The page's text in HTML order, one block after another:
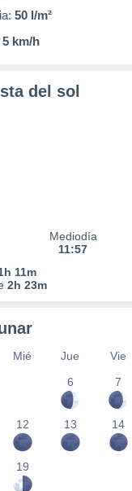
50 l/m²
5 km/h
del sol
Mediodía
11:57
11m
2h 23m
Mié Jue Vie
6
7
12 13 14
19